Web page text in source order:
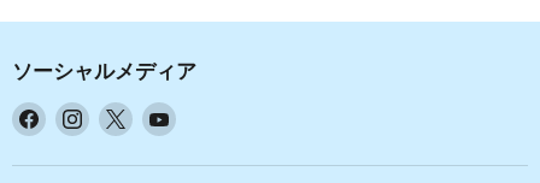
ソーシャルメディア
Facebook
見
Instagram
見
X
見
YouTube
見